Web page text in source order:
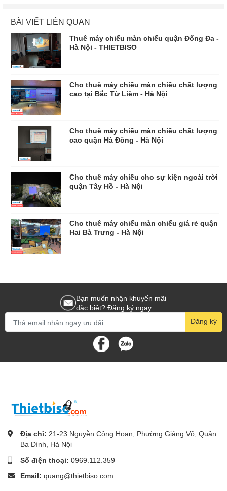
BÀI VIẾT LIÊN QUAN
Thuê máy chiếu màn chiếu quận Đống Đa -
Hà Nội - THIETBISO
Cho thuê máy chiếu màn chiếu chất lượng
cao tại Bắc Từ Liêm - Hà Nội
Cho thuê máy chiếu màn chiếu chất lượng
cao quận Hà Đông - Hà Nội
Cho thuê máy chiếu cho sự kiện ngoài trời
quận Tây Hồ - Hà Nội
Cho thuê máy chiếu màn chiếu giá rẻ quận
Hai Bà Trưng - Hà Nội
Bạn muốn nhận khuyến mãi
đặc biệt? Đăng ký ngay.
Đăng ký
Địa chỉ: 21-23 Nguyễn Công Hoan, Phường Giảng Võ, Quận
Ba Đình, Hà Nội
Số điện thoại: 0969.112.359
Email: quang@thietbiso.com